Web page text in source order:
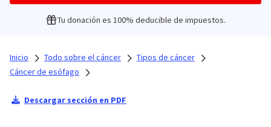
Tu donación es 100% deducible de impuestos.
Inicio Todo sobre el cáncer
Tipos de cáncer
Cáncer de esófago
Descargar sección en PDF